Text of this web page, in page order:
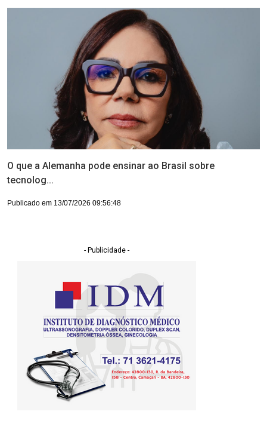
O que a Alemanha pode ensinar ao Brasil sobre
tecnolog...
Publicado em 13/07/2026 09:56:48
- Publicidade -